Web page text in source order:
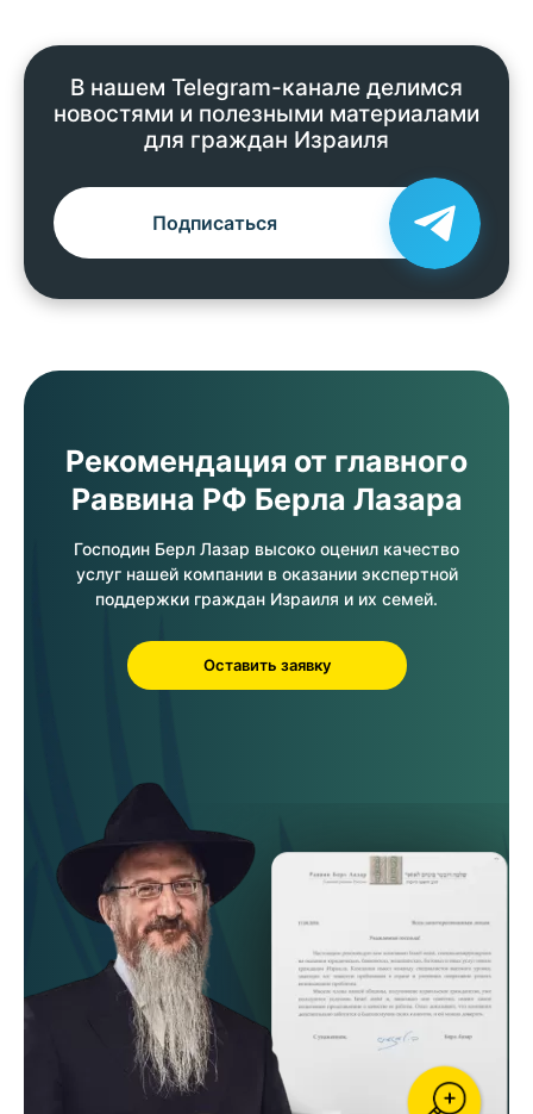
В нашем Telegram-канале делимся
новостями и полезными материалами
для граждан Израиля
Подписаться
Рекомендация от главного
Раввина РФ Берла Лазара
Господин Берл Лазар высоко оценил качество
услуг нашей компании в оказании экспертной
поддержки граждан Израиля и их семей.
Оставить заявку